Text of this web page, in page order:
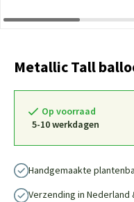
Metallic Tall
Op voorraad
5-10 werkdagen
Handgemaakte
Verzending in Nederland